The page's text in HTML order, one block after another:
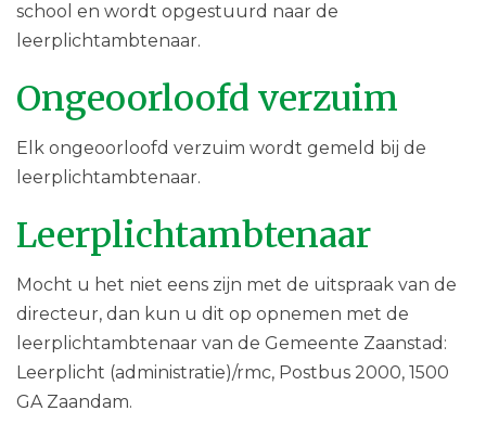
school en wordt opgestuurd naar de
leerplichtambtenaar.
Ongeoorloofd verzuim
Elk ongeoorloofd verzuim wordt gemeld bij de
leerplichtambtenaar.
Leerplichtambtenaar
Mocht u het niet eens zijn met de uitspraak van de
directeur, dan kun u dit op opnemen met de
leerplichtambtenaar van de Gemeente Zaanstad:
Leerplicht (administratie)/rmc, Postbus 2000, 1500
GA Zaandam.